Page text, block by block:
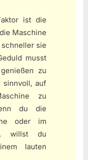
ist die
Maschine
sie
musst
zu
sinnvoll, auf
zu
du die
oder im
willst du
lauten